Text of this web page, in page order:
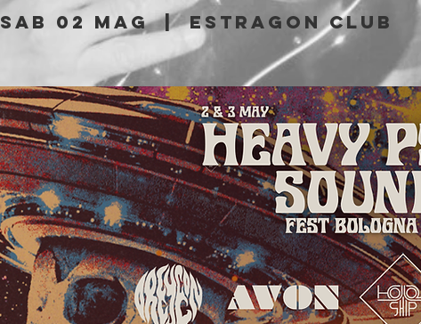
sab 02 mag
  |
Estragon Club